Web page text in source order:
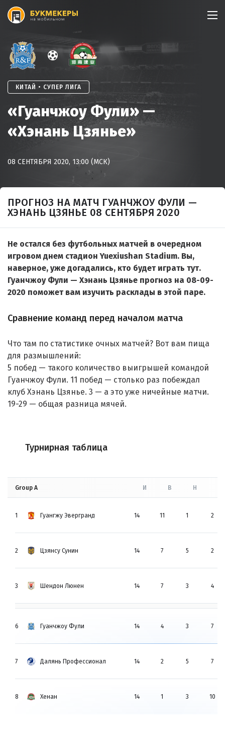
Skip
КИТАЙ • СУПЕР ЛИГА
«Гуанчжоу Фули» —
«Хэнань Цзянье»
08 СЕНТЯБРЯ 2020, 13:00 (МСК)
ПРОГНОЗ НА МАТЧ ГУАНЧЖОУ ФУЛИ —
ХЭНАНЬ ЦЗЯНЬЕ 08 СЕНТЯБРЯ 2020
Не остался без футбольных матчей в очередном
игровом днем стадион Yuexiushan Stadium. Вы,
наверное, уже догадались, кто будет играть тут.
Гуанчжоу Фули — Хэнань Цзянье прогноз на 08-09-
2020 поможет вам изучить расклады в этой паре.
Сравнение команд перед началом матча
Что там по статистике очных матчей? Вот вам пища
для размышлений:
5 побед — такого количество выигрышей командой
Гуанчжоу Фули. 11 побед — столько раз побеждал
клуб Хэнань Цзянье. 3 — а это уже ничейные матчи.
19-29 — общая разница мячей.
Турнирная таблица
Group A И В Н
1 Гуангжу Эвергранд 14 11 1 2
2 Цзянсу Сунин 14 7 5 2
3 Шендон Люнен 14 7 3 4
6 Гуанчжоу Фули 14 4 3 7
7 Далянь Профессионал 14 2 5 7
8 Хенан 14 1 3 10